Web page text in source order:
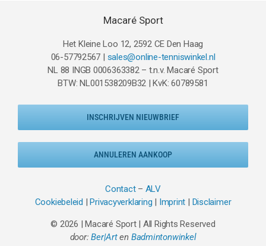
Macaré Sport
Het Kleine Loo 12, 2592 CE Den Haag
06-57792567 | sales@online-tenniswinkel.nl
NL 88 INGB 0006363382 – t.n.v. Macaré Sport
BTW: NL001538209B32 | KvK: 60789581
INSCHRIJVEN NIEUWBRIEF
ANNULEREN AANKOOP
Contact– ALV
Cookiebeleid |Privacyverklaring | Imprint | Disclaimer
© 2026 | Macaré Sport | All Rights Reserved
door:Ber|Arten Badmintonwinkel